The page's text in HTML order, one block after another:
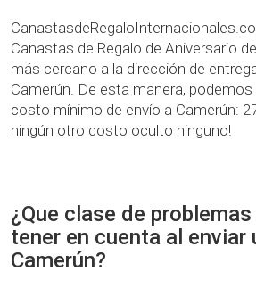
Canastas de Regalo de Aniversario
más cercano a la dirección de
Camerún. De esta manera,
costo mínimo de envío a Camerún:
ningún otro costo oculto ninguno!
¿Que clase de
tener en cuenta al enviar
Camerún?